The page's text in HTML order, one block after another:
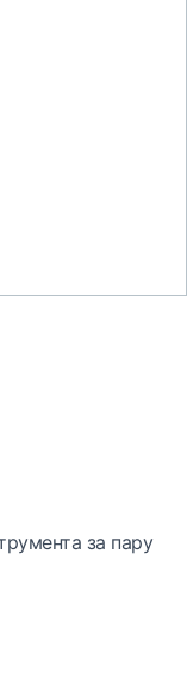
за пару